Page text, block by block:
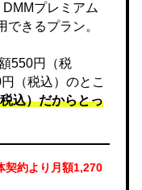
プレミアム
きるプラン。
550円（税
（税込）のとこ
込）だからとっ
契約より月額1,270